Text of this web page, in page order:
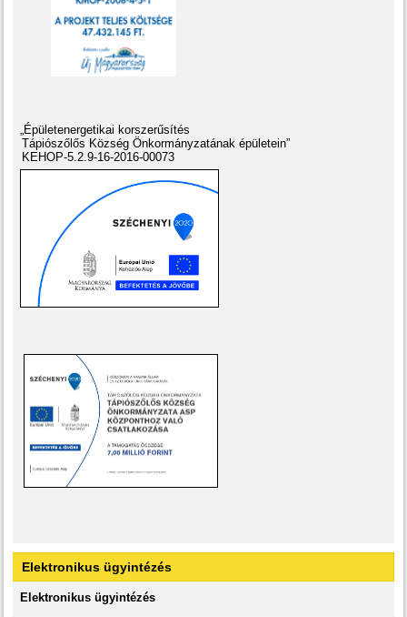
„Épületenergetikai korszerűsítés
Tápiószőlős Község Önkormányzatának épületein”
KEHOP-5.2.9-16-2016-00073
Elektronikus ügyintézés
Elektronikus ügyintézés